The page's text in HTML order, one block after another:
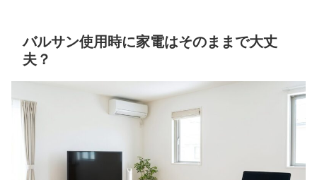
バルサン使用時に家電はそのままで大丈
夫？